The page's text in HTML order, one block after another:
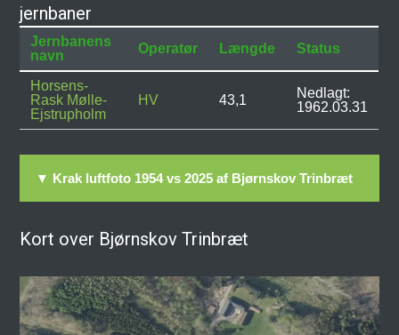
jernbaner
Jernbanens
navn
Operatør Længde Status
Horsens-
Rask Mølle-
Ejstrupholm
HV 43,1
Nedlagt:
1962.03.31
▼ Krak luftfoto 1954 vs 2025 af Bjørnskov Trinbræt
Kort over Bjørnskov Trinbræt